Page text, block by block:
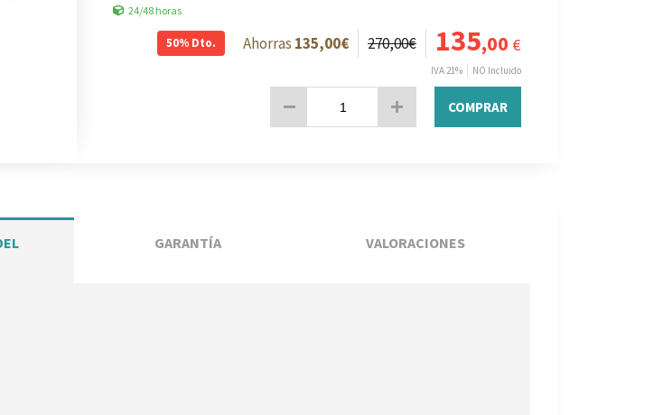
24/48 horas
50% Dto. 135,00€ 270,00€ 135,00 €
IVA 21% NO Incluido
COMPRAR
GARANTÍA VALORACIONES